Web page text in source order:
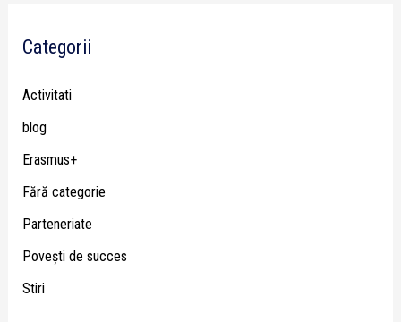
Categorii
Activitati
blog
Erasmus+
Fără categorie
Parteneriate
Poveşti de succes
Stiri